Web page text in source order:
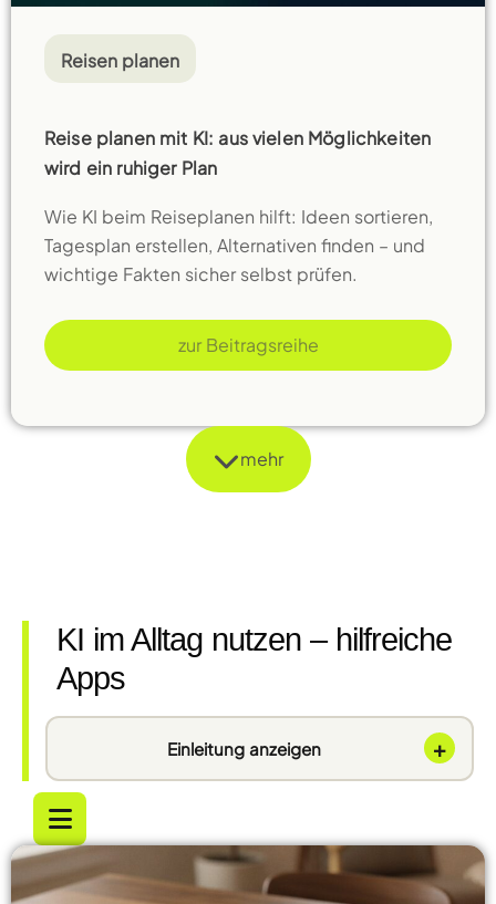
Reisen planen
Reise planen mit KI: aus vielen Möglichkeiten
wird ein ruhiger Plan
Wie KI beim Reiseplanen hilft: Ideen sortieren,
Tagesplan erstellen, Alternativen finden – und
wichtige Fakten sicher selbst prüfen.
zur Beitragsreihe
mehr
KI im Alltag nutzen – hilfreiche
Apps
Einleitung anzeigen +